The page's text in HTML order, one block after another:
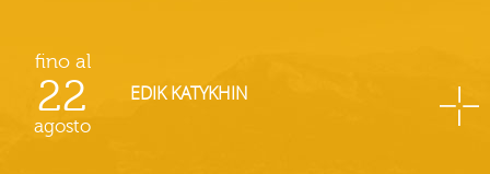
fino al
22
agosto
EDIK KATYKHIN